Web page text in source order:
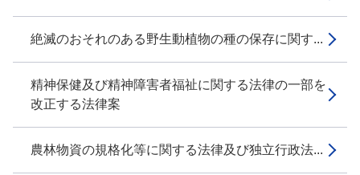
絶滅のおそれのある野生動植物の種の保存に関す...
精神保健及び精神障害者福祉に関する法律の一部を
改正する法律案
農林物資の規格化等に関する法律及び独立行政法...